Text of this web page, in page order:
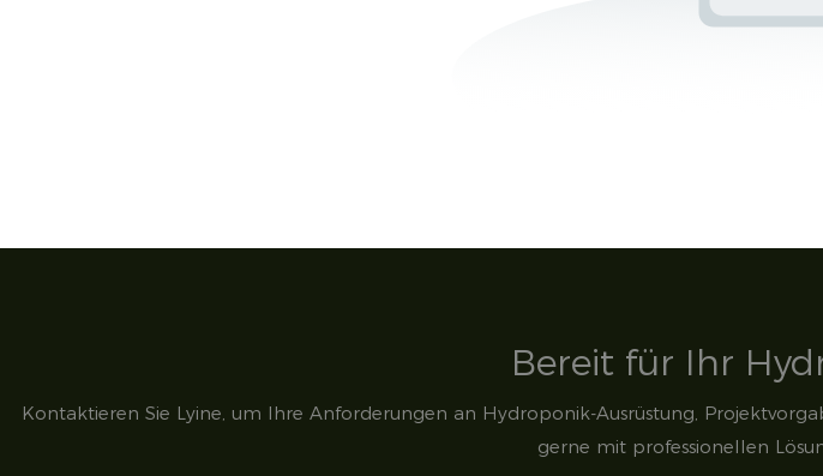
Bereit für Ihr
Kontaktieren Sie Lyine, um Ihre Anforderungen an Hydroponik-Ausrüstung,
gerne mit professionellen